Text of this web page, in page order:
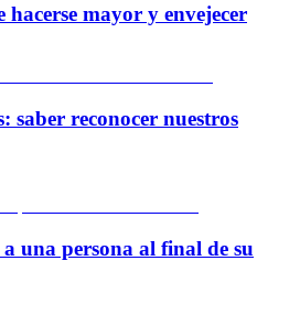
hacerse mayor y envejecer
saber reconocer nuestros
una persona al final de su